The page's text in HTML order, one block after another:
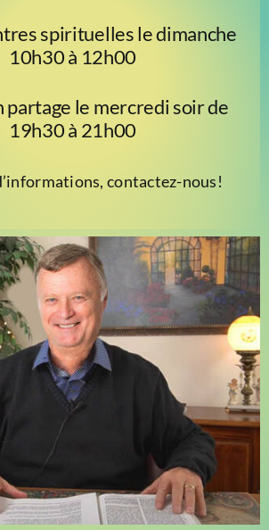
spirituelles le dimanche
10h30 à 12h00
partage le mercredi soir de
19h30 à 21h00
contactez-nous!